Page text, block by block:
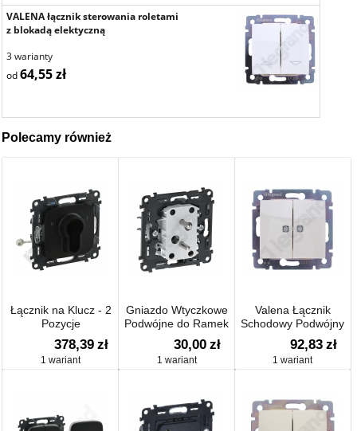
VALENA łącznik sterowania roletami
z blokadą elektyczną
3 warianty
od64,55 zł
Polecamy również
Łącznik na Klucz - 2
Pozycje
378,39 zł
1 wariant
Gniazdo Wtyczkowe
Podwójne do Ramek
Wielokrotnych
30,00 zł
1 wariant
Valena Łącznik
Schodowy Podwójny
Podświetlany Krem
10ax-250~
92,83 zł
1 wariant